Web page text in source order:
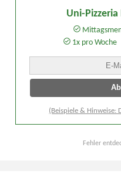
Uni-
1x pro Woche
(Beispiele & Hinweise:
Fehler